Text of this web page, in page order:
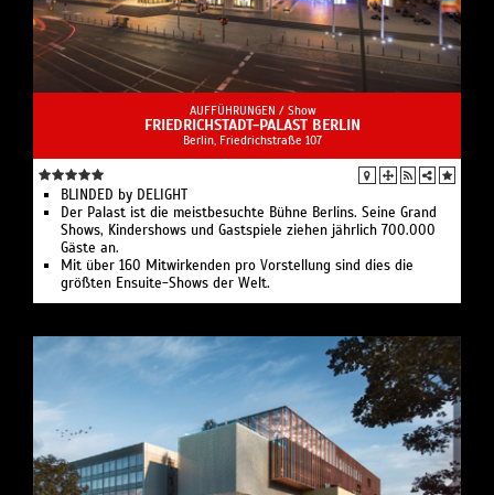
AUFFÜHRUNGEN / Show
FRIEDRICHSTADT-PALAST BERLIN
Berlin, Friedrichstraße 107
BLINDED by DELIGHT
Der Palast ist die meistbesuchte Bühne Berlins. Seine Grand
Shows, Kindershows und Gastspiele ziehen jährlich 700.000
Gäste an.
Mit über 160 Mitwirkenden pro Vorstellung sind dies die
größten Ensuite-Shows der Welt.